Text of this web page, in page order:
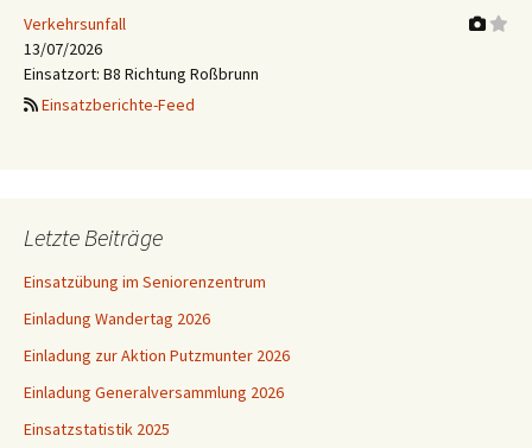
Verkehrsunfall
13/07/2026
Einsatzort: B8 Richtung Roßbrunn
Einsatzberichte-Feed
Letzte Beiträge
Einsatzübung im Seniorenzentrum
Einladung Wandertag 2026
Einladung zur Aktion Putzmunter 2026
Einladung Generalversammlung 2026
Einsatzstatistik 2025